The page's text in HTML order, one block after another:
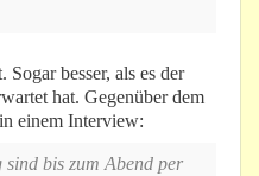
besser, als es der
hat. Gegenüber dem
einem Interview:
sind bis zum Abend per